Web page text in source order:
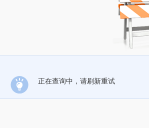
正在查询中，请刷新重试